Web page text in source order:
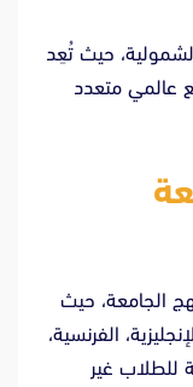
حيث تُعِد
عالمي متعدد
الجامعة، حيث
الفرنسية،
للطلاب غير